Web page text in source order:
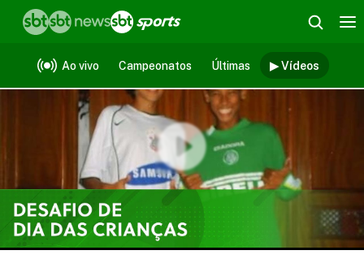
Ao vivo Campeonatos Últimas ▶ Vídeos
Vídeos